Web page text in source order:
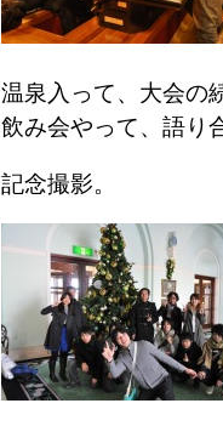
温泉入って、大会の
飲み会やって、語り
記念撮影。